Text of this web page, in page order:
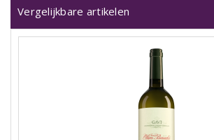
Vergelijkbare artikelen